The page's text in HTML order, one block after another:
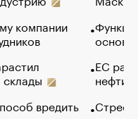
компании
вредить
основ
ЕС
нефти